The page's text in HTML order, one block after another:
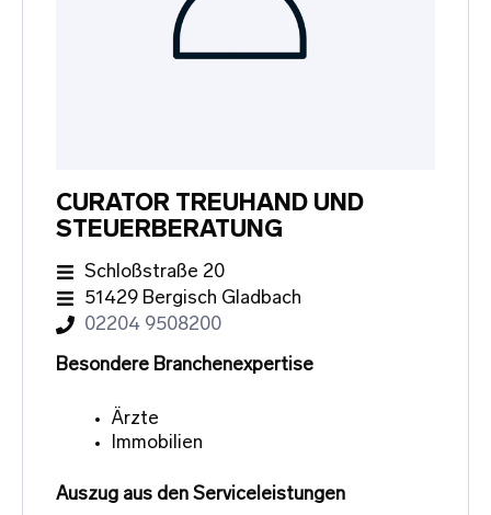
CURATOR TREUHAND UND
STEUERBERATUNG
Schloßstraße 20
51429 Bergisch Gladbach
02204 9508200
Besondere Branchenexpertise
Ärzte
Immobilien
Auszug aus den Serviceleistungen